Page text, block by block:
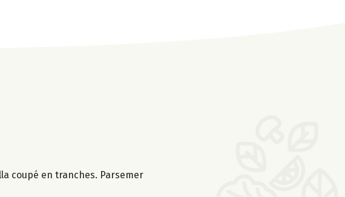
coupé en tranches. Parsemer